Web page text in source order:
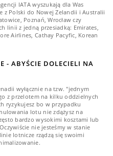
IATA wyszukają dla Was
z Polski do Nowej Zelandii i Australii
Poznań, Wrocław czy
linii z jedną przesiadką: Emirates,
Airlines, Cathay Pacyfic, Korean
- ABYŚCIE DOLECIELI NA
wyłącznie na tzw. "jednym
z przelotem na kilku oddzielnych
ryzykujesz bo w przypadku
lotu nie zdążysz na
bardzo wysokimi kosztami lub
nie jesteśmy w stanie
lotnicze rządzą się swoimi